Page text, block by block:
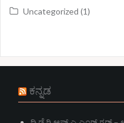
Uncategorized (1)
ಕನ್ನಡ